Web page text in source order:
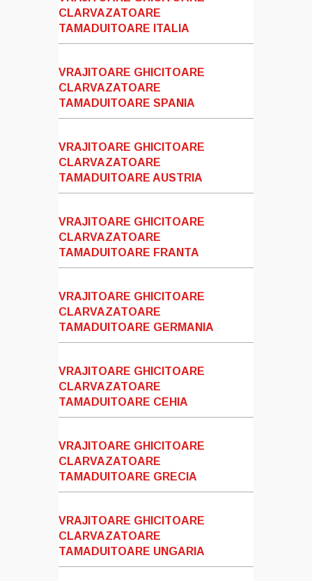
CLARVAZATOARE
TAMADUITOARE ITALIA
VRAJITOARE GHICITOARE
CLARVAZATOARE
TAMADUITOARE SPANIA
VRAJITOARE GHICITOARE
CLARVAZATOARE
TAMADUITOARE AUSTRIA
VRAJITOARE GHICITOARE
CLARVAZATOARE
TAMADUITOARE FRANTA
VRAJITOARE GHICITOARE
CLARVAZATOARE
TAMADUITOARE GERMANIA
VRAJITOARE GHICITOARE
CLARVAZATOARE
TAMADUITOARE CEHIA
VRAJITOARE GHICITOARE
CLARVAZATOARE
TAMADUITOARE GRECIA
VRAJITOARE GHICITOARE
CLARVAZATOARE
TAMADUITOARE UNGARIA